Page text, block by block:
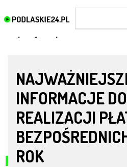
dopłaty bezpośrednie
INFORMACJE
REALIZACJI
ROK